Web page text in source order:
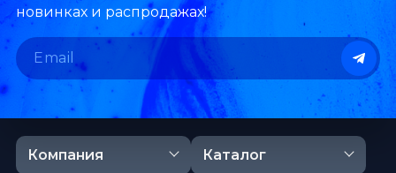
новинках и распродажах!
Компания Каталог